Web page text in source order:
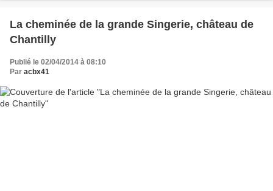
La cheminée de la grande Singerie, château de
Chantilly
Publié le 02/04/2014 à 08:10
Par acbx41